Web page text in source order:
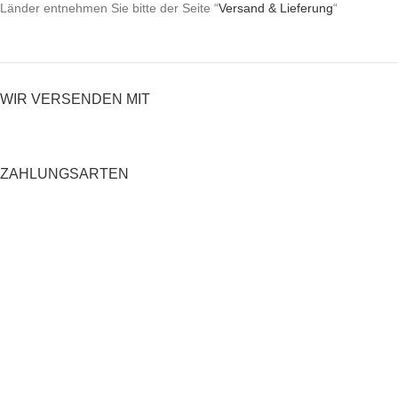
Länder entnehmen Sie bitte der Seite “Versand & Lieferung“
WIR VERSENDEN MIT
ZAHLUNGSARTEN